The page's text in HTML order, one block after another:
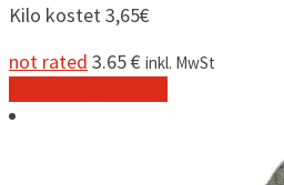
Kilo kostet 3,65€
not rated 3.65€ inkl. MwSt